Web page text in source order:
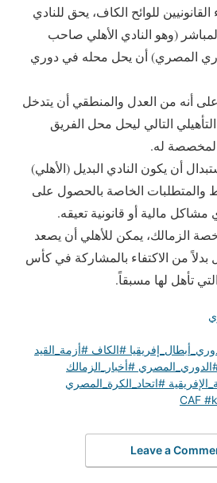
للوائح الكاف، يحق للنادي
(وهو النادي الأهلي صاحب
المصري) أن يحل محله في دوري
على أنه من العدل والمنطقي أن يتدخل
التالي ليحل محل الفريق
له.
أن يكون النادي البديل (الأهلي)
والمتطلبات الخاصة بالحصول على
مالية أو قانونية تعيقه.
الزمالك، يمكن للأهلي أن يصعد
من الاكتفاء بالمشاركة في كأس
تأهل لها مسبقاً.
#الكاف #أزمة_القيد
#أخبار_الزمالك
#اتحاد_الكرة_المصري
CAF
Leave a